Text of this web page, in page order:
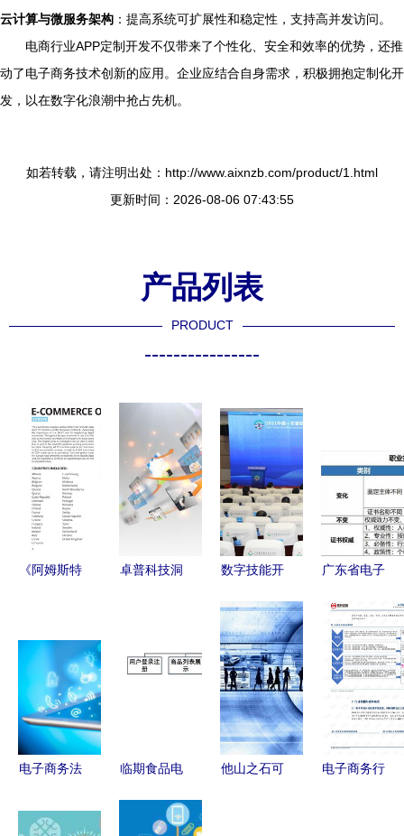
云计算与微服务架构 ：提高系统可扩展性和稳定性，支持高并发访问。
电商行业APP定制开发不仅带来了个性化、安全和效率的优势，还推
动了电子商务技术创新的应用。企业应结合自身需求，积极拥抱定制化开
发，以在数字化浪潮中抢占先机。
如若转载，请注明出处：http://www.aixnzb.com/product/1.html
更新时间：2026-08-06 07:43:55
产品列表
PRODUCT
----------------
《阿姆斯特
年欧洲电子
商务报告
技术开发驱
动下的市场
变革与未来
卓普科技洞
务技术开发
与行业趋势
数字技能开
会建设论坛
在广西南宁
举办，聚焦
电子商务技
术新趋势
广东省电子
技能等级证
书与国家职
业资格证书
异同解析与
技术开发应
用
电子商务法
访者关注好
临期食品电
计与开发
他山之石可
电子商务行